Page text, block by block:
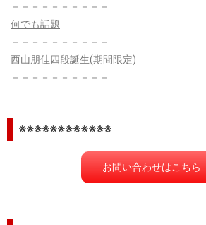
－－－－－－－－－－
何でも話題
－－－－－－－－－－
西山朋佳四段誕生(期間限定)
－－－－－－－－－－
※※※※※※※※※※※※
お問い合わせはこちら